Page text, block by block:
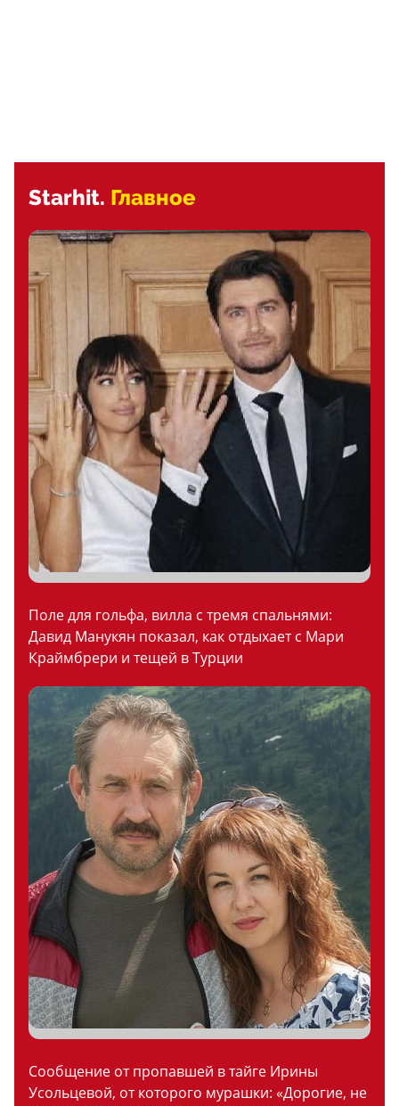
Starhit. Главное
Поле для гольфа, вилла с тремя спальнями:
Давид Манукян показал, как отдыхает с Мари
Краймбрери и тещей в Турции
Сообщение от пропавшей в тайге Ирины
Усольцевой, от которого мурашки: «Дорогие, не